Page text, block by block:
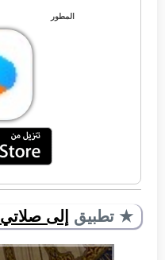
المطور
★ تطبيق إلى صلاتي